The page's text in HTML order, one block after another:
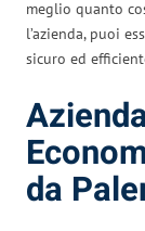
meglio quanto
l’azienda, puoi
sicuro ed
da